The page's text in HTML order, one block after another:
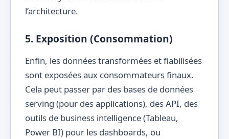
l’architecture.
5. Exposition (Consommation)
Enfin, les données transformées et fiabilisées
sont exposées aux consommateurs finaux.
Cela peut passer par des bases de données
serving (pour des applications), des API, des
outils de business intelligence (Tableau,
Power BI) pour les dashboards, ou